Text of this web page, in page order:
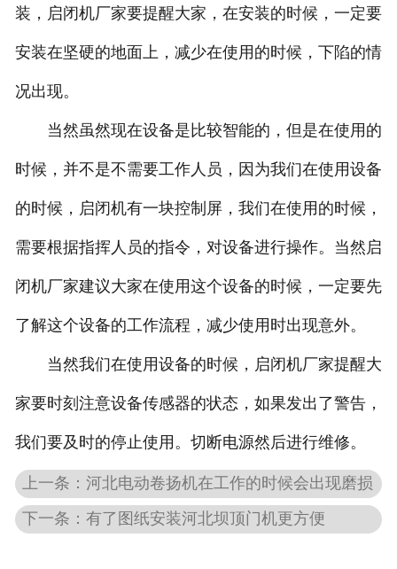
装，启闭机厂家要提醒大家，在安装的时候，一定要
安装在坚硬的地面上，减少在使用的时候，下陷的情
况出现。
当然虽然现在设备是比较智能的，但是在使用的
时候，并不是不需要工作人员，因为我们在使用设备
的时候，启闭机有一块控制屏，我们在使用的时候，
需要根据指挥人员的指令，对设备进行操作。当然启
闭机厂家建议大家在使用这个设备的时候，一定要先
了解这个设备的工作流程，减少使用时出现意外。
当然我们在使用设备的时候，启闭机厂家提醒大
家要时刻注意设备传感器的状态，如果发出了警告，
我们要及时的停止使用。切断电源然后进行维修。
上一条：河北电动卷扬机在工作的时候会出现磨损
下一条：有了图纸安装河北坝顶门机更方便